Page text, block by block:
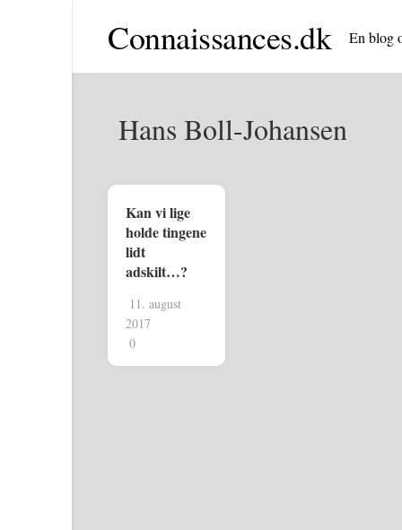
Connaissances.dk En blog
Hans Boll-Johansen
Kan vi lige
holde tingene
lidt
adskilt…?
11. august
2017
0